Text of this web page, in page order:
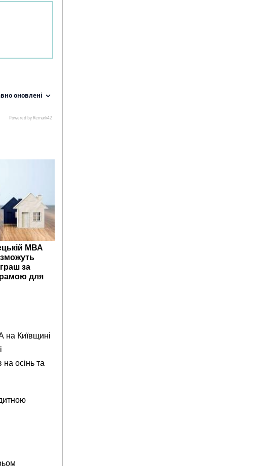
МВА
за
для
на Київщині
на осінь та